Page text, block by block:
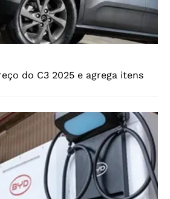
do C3 2025 e agrega itens